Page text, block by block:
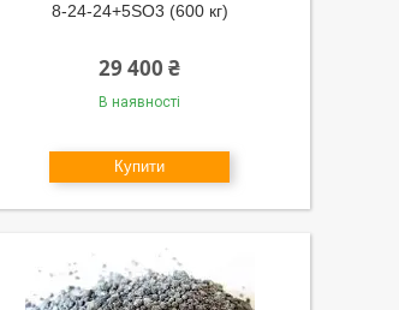
8-24-24+5SO3 (600 кг)
29 400 ₴
В наявності
Купити